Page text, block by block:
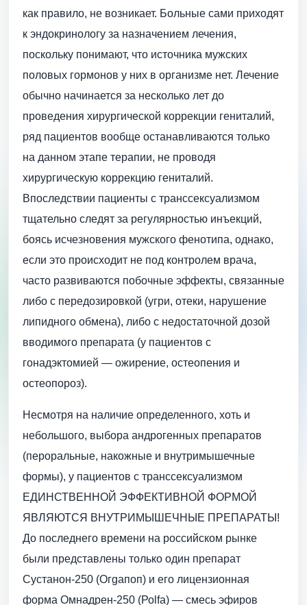
как правило, не возникает. Больные сами приходят
к эндокринологу за назначением лечения,
поскольку понимают, что источника мужских
половых гормонов у них в организме нет. Лечение
обычно начинается за несколько лет до
проведения хирургической коррекции гениталий,
ряд пациентов вообще останавливаются только
на данном этапе терапии, не проводя
хирургическую коррекцию гениталий.
Впоследствии пациенты с транссексуализмом
тщательно следят за регулярностью инъекций,
боясь исчезновения мужского фенотипа, однако,
если это происходит не под контролем врача,
часто развиваются побочные эффекты, связанные
либо с передозировкой (угри, отеки, нарушение
липидного обмена), либо с недостаточной дозой
вводимого препарата (у пациентов с
гонадэктомией — ожирение, остеопения и
остеопороз).
Несмотря на наличие определенного, хоть и
небольшого, выбора андрогенных препаратов
(пероральные, накожные и внутримышечные
формы), у пациентов с транссексуализмом
ЕДИНСТВЕННОЙ ЭФФЕКТИВНОЙ ФОРМОЙ
ЯВЛЯЮТСЯ ВНУТРИМЫШЕЧНЫЕ ПРЕПАРАТЫ!
До последнего времени на российском рынке
были представлены только один препарат
Сустанон-250 (Огgапоп) и его лицензионная
форма Омнадрен-250 (Роlfа) — смесь эфиров